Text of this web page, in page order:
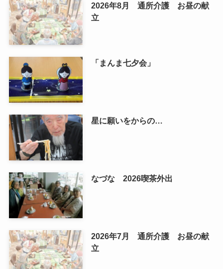
2026年8月 通所介護 お昼の献
立
「まんま七夕会」
星に願いをからの…
なづな 2026喫茶外出
2026年7月 通所介護 お昼の献
立